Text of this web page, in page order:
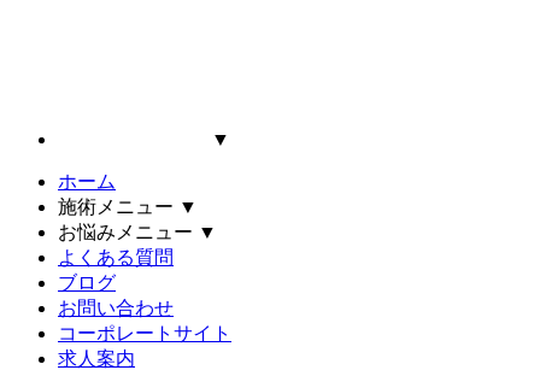
▼
ホーム
施術メニュー ▼
お悩みメニュー ▼
よくある質問
ブログ
お問い合わせ
コーポレートサイト
求人案内